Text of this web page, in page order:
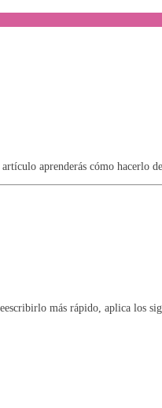
aprenderás cómo hacerlo
más rápido, aplica los